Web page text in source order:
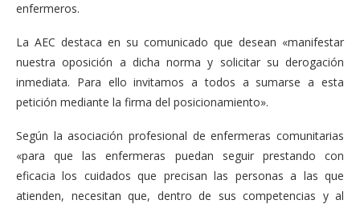
enfermeros.
La AEC destaca en su comunicado que desean «manifestar
nuestra oposición a dicha norma y solicitar su derogación
inmediata. Para ello invitamos a todos a sumarse a esta
petición mediante la firma del posicionamiento».
Según la asociación profesional de enfermeras comunitarias
«para que las enfermeras puedan seguir prestando con
eficacia los cuidados que precisan las personas a las que
atienden, necesitan que, dentro de sus competencias y al